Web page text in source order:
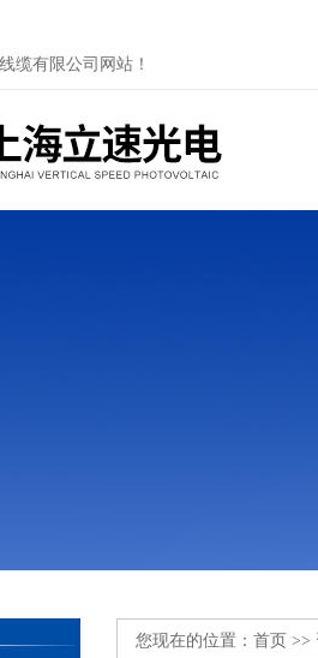
缆有限公司网站！
您现在的位置： 首页 >>